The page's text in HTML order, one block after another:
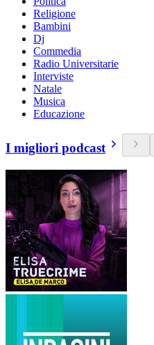
Religione
Bambini
Dj
Commedia
Radio Universitarie
Interviste
Natale
Musica
Educazione
I migliori podcast